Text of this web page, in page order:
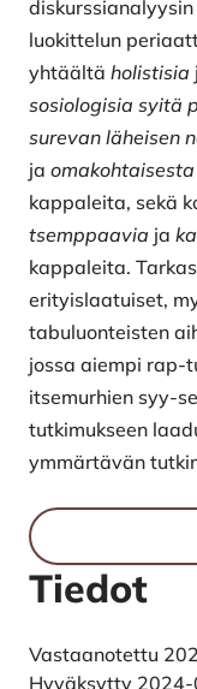
luokittelun
yhtäältä holistisia
sosiologisia syitä
surevan läheisen
ja
kappaleita, sekä
tsemppaavia ja
kappaleita.
erityislaatuiset,
tabuluonteisten
jossa aiempi rap-
itsemurhien syy-
tutkimukseen
ymmärtävän
Tiedostot
Tiedot
Vastaanotettu
Hyväksytty